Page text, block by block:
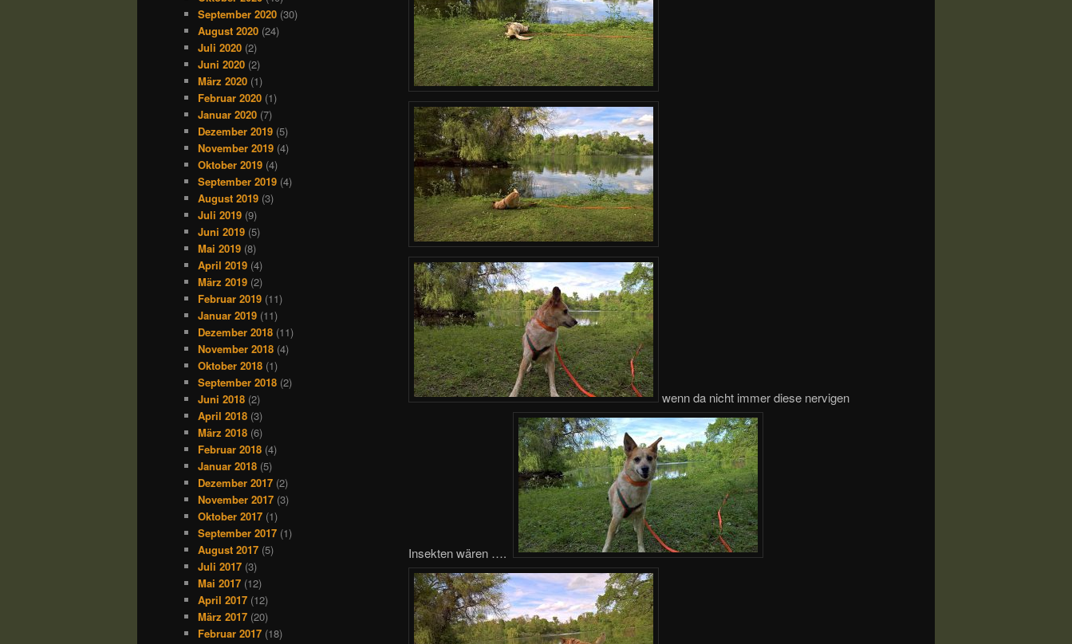
wenn da nicht immer diese nervigen
Insekten wären ….
September 2020 (30)
August 2020 (24)
Juli 2020 (2)
Juni 2020 (2)
März 2020 (1)
Februar 2020 (1)
Januar 2020 (7)
Dezember 2019 (5)
November 2019 (4)
Oktober 2019 (4)
September 2019 (4)
August 2019 (3)
Juli 2019 (9)
Juni 2019 (5)
Mai 2019 (8)
April 2019 (4)
März 2019 (2)
Februar 2019 (11)
Januar 2019 (11)
Dezember 2018 (11)
November 2018 (4)
Oktober 2018 (1)
September 2018 (2)
Juni 2018 (2)
April 2018 (3)
März 2018 (6)
Februar 2018 (4)
Januar 2018 (5)
Dezember 2017 (2)
November 2017 (3)
Oktober 2017 (1)
September 2017 (1)
August 2017 (5)
Juli 2017 (3)
Mai 2017 (12)
April 2017 (12)
März 2017 (20)
Februar 2017 (18)